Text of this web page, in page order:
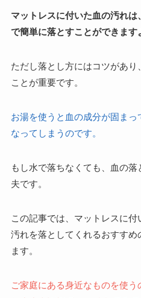
マットレスに付いた血の汚れ
で簡単に落とすことができます
ただし落とし方にはコツがあり
ことが重要です。
お湯を使うと血の成分が固まっ
なってしまうのです。
もし水で落ちなくても、血の
夫です。
この記事では、マットレスに付
汚れを落としてくれるおすすめ
ます。
ご家庭にある身近なものを使